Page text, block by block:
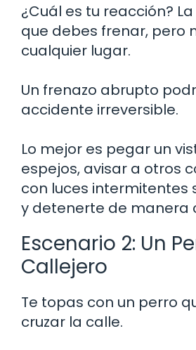
¿Cuál es tu reacción?
que debes frenar, pero
cualquier lugar.
Un frenazo abrupto
accidente irreversible.
Lo mejor es pegar un
espejos, avisar a otros
con luces intermitentes
y detenerte de manera
Escenario 2: Un
Callejero
Te topas con un perro
cruzar la calle.